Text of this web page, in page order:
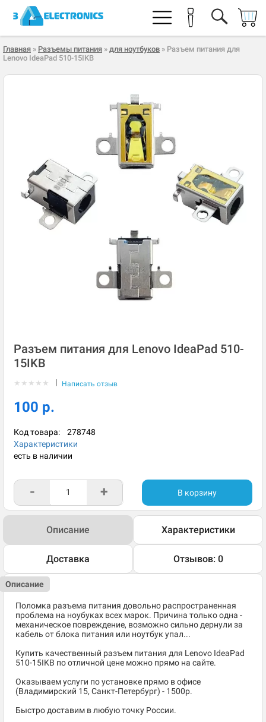
Главная » Разъемы питания » для ноутбуков » Разъем питания для
Lenovo IdeaPad 510-15IKB
Разъем питания для Lenovo IdeaPad 510-
15IKB
★ ★ ★ ★ ★ | Написать отзыв
100 р.
Код товара: 278748
Характеристики
есть в наличии
- + В корзину
Описание Характеристики
Доставка Отзывов: 0
Описание
Поломка разъема питания довольно распространенная
проблема на ноубуках всех марок. Причина только одна -
механическое повреждение, возможно сильно дернули за
кабель от блока питания или ноутбук упал...
Купить качественный разъем питания для Lenovo IdeaPad
510-15IKB по отличной цене можно прямо на сайте.
Оказываем услуги по установке прямо в офисе
(Владимирский 15, Санкт-Петербург) - 1500р.
Быстро доставим в любую точку России.